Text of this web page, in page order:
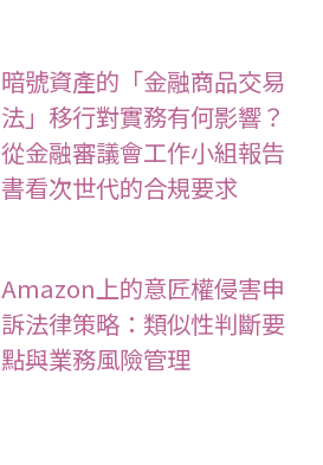
暗號資產的「金融商品交易
法」移行對實務有何影響？
從金融審議會工作小組報告
書看次世代的合規要求
Amazon上的意匠權侵害申
訴法律策略：類似性判斷要
點與業務風險管理